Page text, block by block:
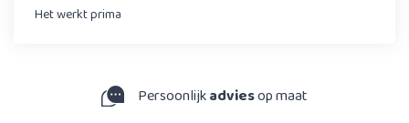
Het werkt prima
Persoonlijkadviesop maat